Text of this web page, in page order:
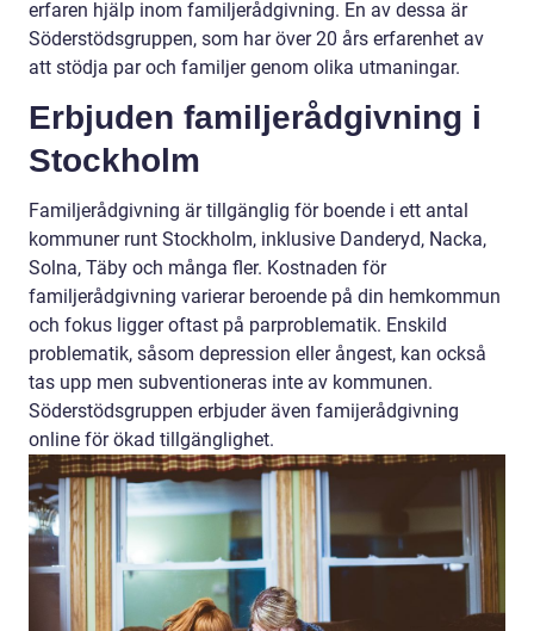
erfaren hjälp inom familjerådgivning. En av dessa är
Söderstödsgruppen, som har över 20 års erfarenhet av
att stödja par och familjer genom olika utmaningar.
Erbjuden familjerådgivning i
Stockholm
Familjerådgivning är tillgänglig för boende i ett antal
kommuner runt Stockholm, inklusive Danderyd, Nacka,
Solna, Täby och många fler. Kostnaden för
familjerådgivning varierar beroende på din hemkommun
och fokus ligger oftast på parproblematik. Enskild
problematik, såsom depression eller ångest, kan också
tas upp men subventioneras inte av kommunen.
Söderstödsgruppen erbjuder även famijerådgivning
online för ökad tillgänglighet.